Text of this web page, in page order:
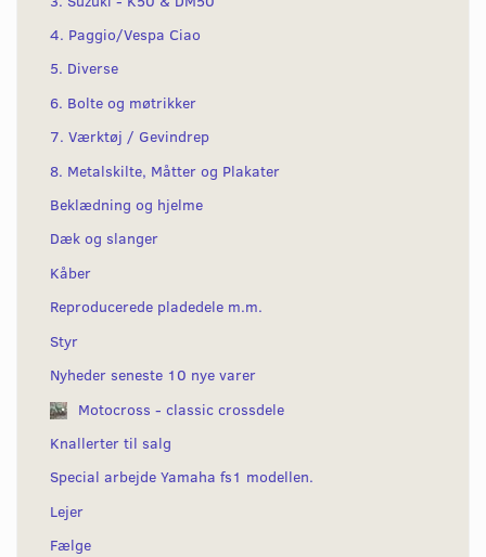
4. Paggio/Vespa Ciao
5. Diverse
6. Bolte og møtrikker
7. Værktøj / Gevindrep
8. Metalskilte, Måtter og Plakater
Beklædning og hjelme
Dæk og slanger
Kåber
Reproducerede pladedele m.m.
Styr
Nyheder seneste 10 nye varer
Motocross - classic crossdele
Knallerter til salg
Special arbejde Yamaha fs1 modellen.
Lejer
Fælge